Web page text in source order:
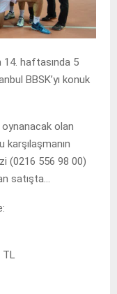
14. haftasında 5
BBSK’yı konuk
olan
karşılaşmanın
(0216 556 98 00)
satışta…
TL